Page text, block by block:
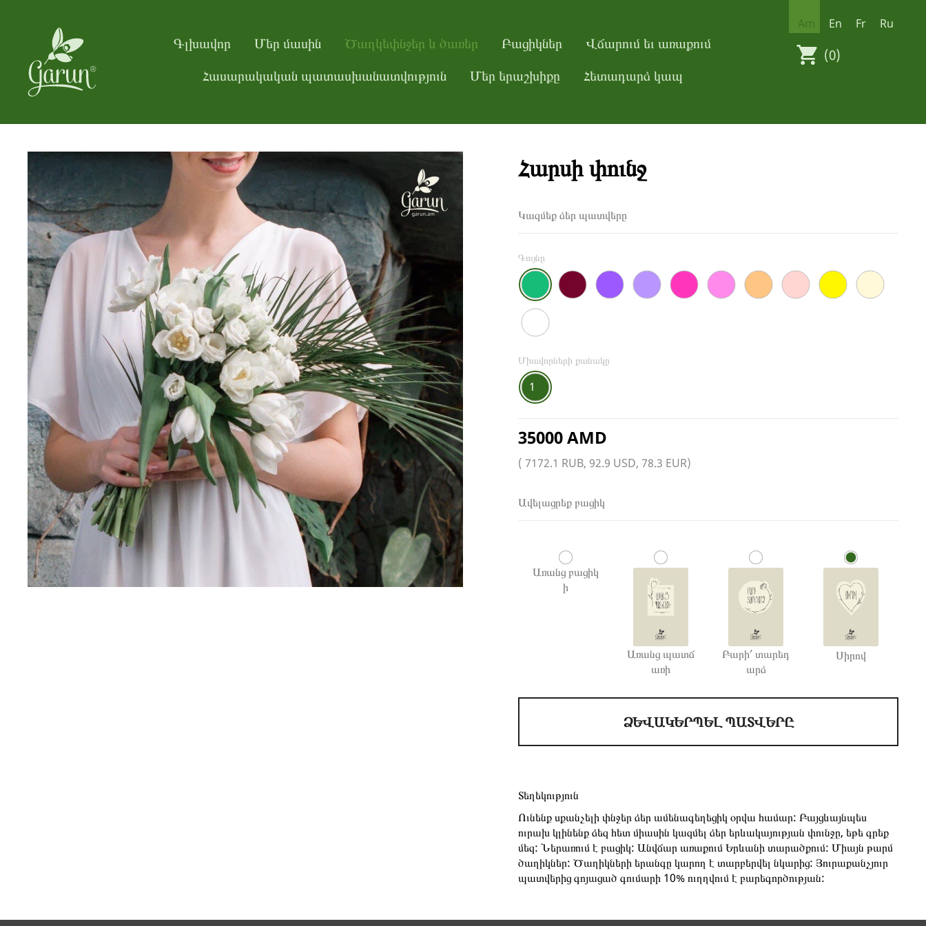
Գլխավոր Մեր մասին Ծաղկեփնջեր և ծառեր Բացիկներ
Վճարում եւ առաքում
Հասարակական պատասխանատվություն
Մեր երաշխիքը Հետադարձ կապ
Am En Fr Ru
(0)
Հարսի փունջ
Կազմեք ձեր պատվերը
Գույնը
Միավորների քանակը
1
35000 AMD
( 7172.1 RUB, 92.9 USD, 78.3 EUR)
Ավելացրեք բացիկ
Առանց բացիկ
ի
Առանց պատճ
առի
Բարի՛ տարեդ
արձ
Սիրով
ՁԵՎԱԿԵՐՊԵԼ ՊԱՏՎԵՐԸ
Տեղեկություն
Ունենք սքանչելի փնջեր ձեր ամենագեղեցիկ օրվա համար: Բայցևայնպես
ուրախ կլինենք ձեզ հետ միասին կազմել ձեր երևակայության փունջը, եթե գրեք
մեզ: Ներառում է բացիկ: Անվճար առաքում Երևանի տարածքում: Միայն թարմ
ծաղիկներ: Ծաղիկների երանգը կարող է տարբերվել նկարից: Յուրաքանչյուր
պատվերից գոյացած գումարի 10% ուղղվում է բարեգործության: